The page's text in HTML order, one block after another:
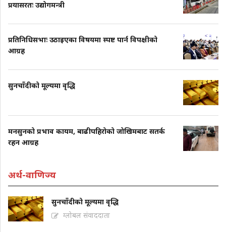
प्रयासरतः उद्योगमन्त्री
प्रतिनिधिसभाः उठाइएका विषयमा स्पष्ट पार्न विपक्षीको
आग्रह
सुनचाँदीको मूल्यमा वृद्धि
मनसुनको प्रभाव कायम, बाढीपहिरोको जोखिमबाट सतर्क
रहन आग्रह
अर्थ-वाणिज्य
सुनचाँदीको मूल्यमा वृद्धि
ग्लोबल संवाददाता